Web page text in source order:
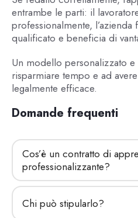
entrambe le parti: il
professionalmente,
qualificato e beneficia di
Un modello personalizzato
risparmiare tempo e ad
legalmente efficace.
Domande frequenti
Cos’è un contratto di
professionalizzante?
Chi può stipularlo?